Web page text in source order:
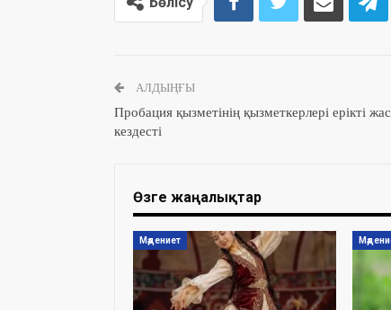
АЛДЫҢҒЫ
Пробация қызметінің қызметкерлері ерікті
кездесті
Өзге жаңалықтар
Мәдениет